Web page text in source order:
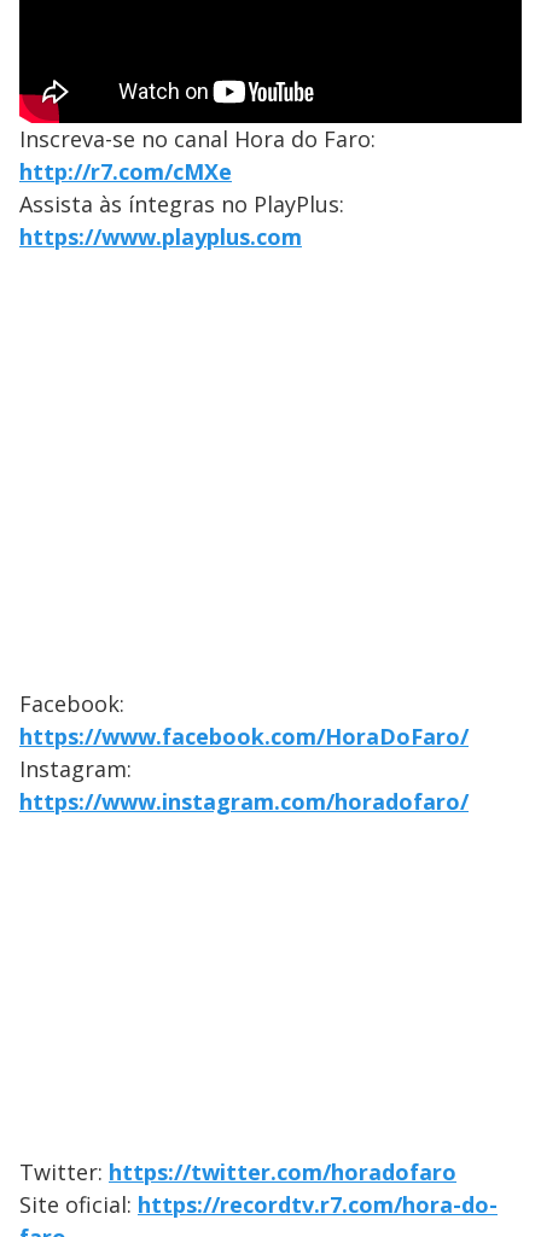
Inscreva-se no canal Hora do Faro:
http://r7.com/cMXe
Assista às íntegras no PlayPlus:
https://www.playplus.com
Facebook:
https://www.facebook.com/HoraDoFaro/
Instagram:
https://www.instagram.com/horadofaro/
Twitter: https://twitter.com/horadofaro
Site oficial: https://recordtv.r7.com/hora-do-